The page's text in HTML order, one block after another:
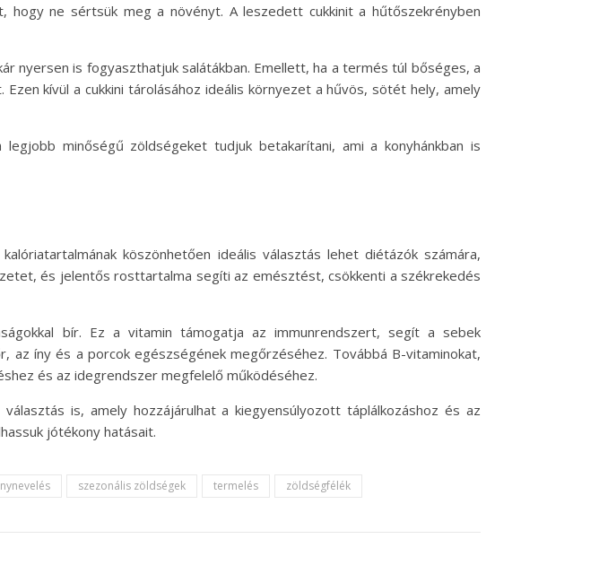
hogy ne sértsük meg a növényt. A leszedett cukkinit a hűtőszekrényben
nyersen is fogyaszthatjuk salátákban. Emellett, ha a termés túl bőséges, a
kívül a cukkini tárolásához ideális környezet a hűvös, sötét hely, amely
minőségű zöldségeket tudjuk betakarítani, ami a konyhánkban is
köszönhetően ideális választás lehet diétázók számára,
és jelentős rosttartalma segíti az emésztést, csökkenti a székrekedés
bír. Ez a vitamin támogatja az immunrendszert, segít a sebek
íny és a porcok egészségének megőrzéséhez. Továbbá B-vitaminokat,
és az idegrendszer megfelelő működéséhez.
is, amely hozzájárulhat a kiegyensúlyozott táplálkozáshoz és az
jótékony hatásait.
szezonális zöldségek termelés zöldségfélék